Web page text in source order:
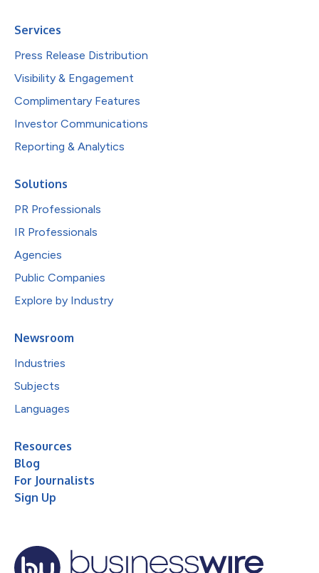
Services
Press Release Distribution
Visibility & Engagement
Complimentary Features
Investor Communications
Reporting & Analytics
Solutions
PR Professionals
IR Professionals
Agencies
Public Companies
Explore by Industry
Newsroom
Industries
Subjects
Languages
Resources
Blog
For Journalists
Sign Up